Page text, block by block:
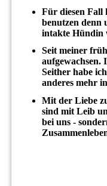
Für diesen Fall
benutzen denn
intakte Hündin
Seit meiner
aufgewachsen.
Seither habe
anderes mehr
Mit der Liebe
sind mit Leib
bei uns -